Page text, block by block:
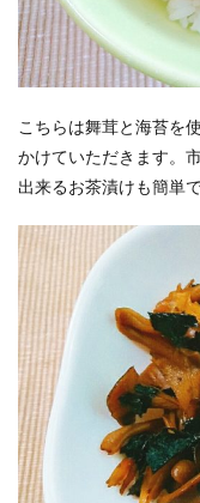
こちらは舞茸と海苔を
かけていただきます。
出来るお茶漬けも簡単